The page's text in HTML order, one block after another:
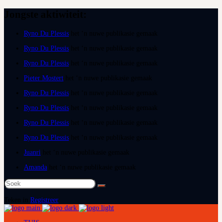
Ryno Du Plessis
Ryno Du Plessis
Ryno Du Plessis
Pieter Mostert
Ryno Du Plessis
Ryno Du Plessis
Ryno Du Plessis
Ryno Du Plessis
Juanri
Amanda
Soek
na:
Registreer